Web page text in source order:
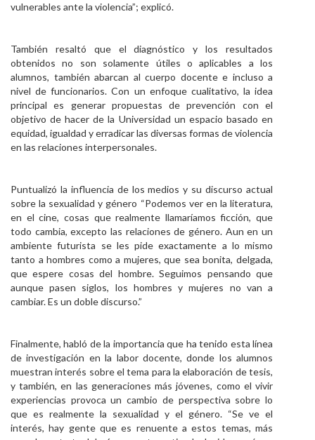
vulnerables ante la violencia”; explicó.
También resaltó que el diagnóstico y los resultados
obtenidos no son solamente útiles o aplicables a los
alumnos, también abarcan al cuerpo docente e incluso a
nivel de funcionarios. Con un enfoque cualitativo, la idea
principal es generar propuestas de prevención con el
objetivo de hacer de la Universidad un espacio basado en
equidad, igualdad y erradicar las diversas formas de violencia
en las relaciones interpersonales.
Puntualizó la influencia de los medios y su discurso actual
sobre la sexualidad y género “Podemos ver en la literatura,
en el cine, cosas que realmente llamaríamos ficción, que
todo cambia, excepto las relaciones de género. Aun en un
ambiente futurista se les pide exactamente a lo mismo
tanto a hombres como a mujeres, que sea bonita, delgada,
que espere cosas del hombre. Seguimos pensando que
aunque pasen siglos, los hombres y mujeres no van a
cambiar. Es un doble discurso.”
Finalmente, habló de la importancia que ha tenido esta línea
de investigación en la labor docente, donde los alumnos
muestran interés sobre el tema para la elaboración de tesis,
y también, en las generaciones más jóvenes, como el vivir
experiencias provoca un cambio de perspectiva sobre lo
que es realmente la sexualidad y el género. “Se ve el
interés, hay gente que es renuente a estos temas, más